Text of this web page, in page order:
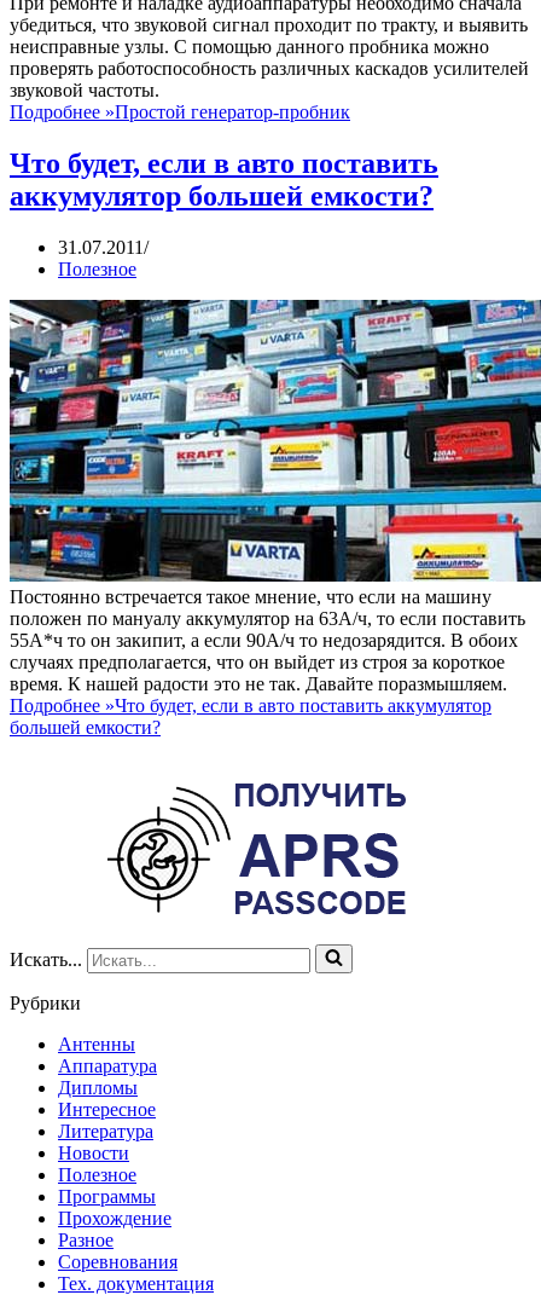
убедиться, что звуковой сигнал проходит по тракту, и выявить
неисправные узлы. С помощью данного пробника можно
проверять работоспособность различных каскадов усилителей
звуковой частоты.
Подробнее »Простой генератор-пробник
Что будет, если в авто поставить
аккумулятор большей емкости?
31.07.2011
Полезное
Постоянно встречается такое мнение, что если на машину
положен по мануалу аккумулятор на 63А/ч, то если поставить
55А*ч то он закипит, а если 90А/ч то недозарядится. В обоих
случаях предполагается, что он выйдет из строя за короткое
время. К нашей радости это не так. Давайте поразмышляем.
Подробнее »Что будет, если в авто поставить аккумулятор
большей емкости?
Искать...
Рубрики
Антенны
Аппаратура
Дипломы
Интересное
Литература
Новости
Полезное
Программы
Прохождение
Разное
Соревнования
Тех. документация